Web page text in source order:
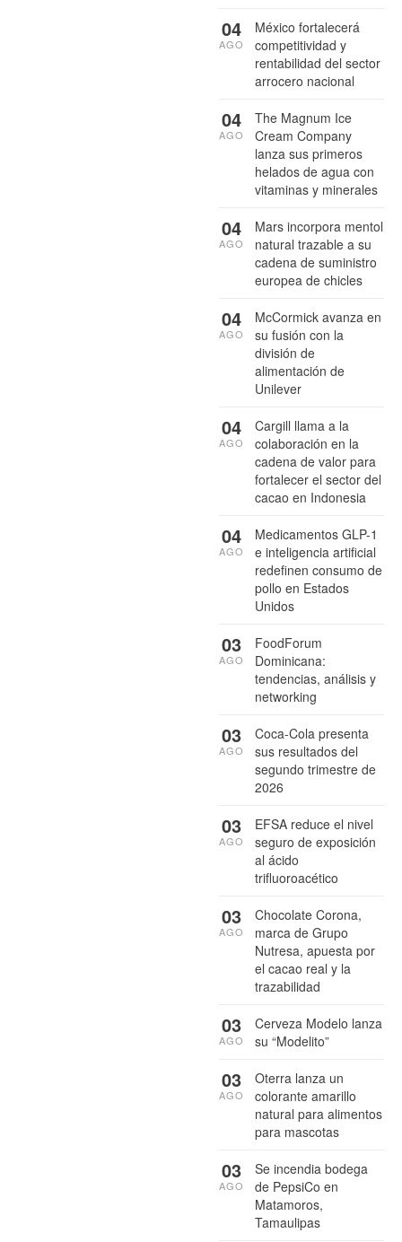
México fortalecerá
competitividad y
rentabilidad del sector
arrocero nacional
04
AGO
The Magnum Ice
Cream Company
lanza sus primeros
helados de agua con
vitaminas y minerales
04
AGO
Mars incorpora mentol
natural trazable a su
cadena de suministro
europea de chicles
04
AGO
McCormick avanza en
su fusión con la
división de
alimentación de
Unilever
04
AGO
Cargill llama a la
colaboración en la
cadena de valor para
fortalecer el sector del
cacao en Indonesia
04
AGO
Medicamentos GLP-1
e inteligencia artificial
redefinen consumo de
pollo en Estados
Unidos
04
AGO
FoodForum
Dominicana:
tendencias, análisis y
networking
03
AGO
Coca-Cola presenta
sus resultados del
segundo trimestre de
2026
03
AGO
EFSA reduce el nivel
seguro de exposición
al ácido
trifluoroacético
03
AGO
Chocolate Corona,
marca de Grupo
Nutresa, apuesta por
el cacao real y la
trazabilidad
03
AGO
Cerveza Modelo lanza
su “Modelito”
03
AGO
Oterra lanza un
colorante amarillo
natural para alimentos
para mascotas
03
AGO
Se incendia bodega
de PepsiCo en
Matamoros,
Tamaulipas
03
AGO